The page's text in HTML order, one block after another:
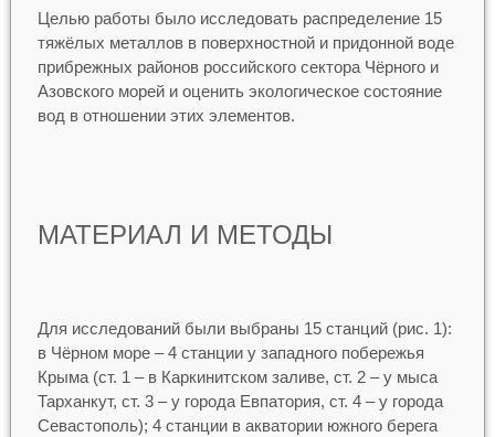
Целью работы было исследовать распределение 15
тяжёлых металлов в поверхностной и придонной воде
прибрежных районов российского сектора Чёрного и
Азовского морей и оценить экологическое состояние
вод в отношении этих элементов.
МАТЕРИАЛ И МЕТОДЫ
Для исследований были выбраны 15 станций (рис. 1):
в Чёрном море – 4 станции у западного побережья
Крыма (ст. 1 – в Каркинитском заливе, ст. 2 – у мыса
Тарханкут, ст. 3 – у города Евпатория, ст. 4 – у города
Севастополь); 4 станции в акватории южного берега